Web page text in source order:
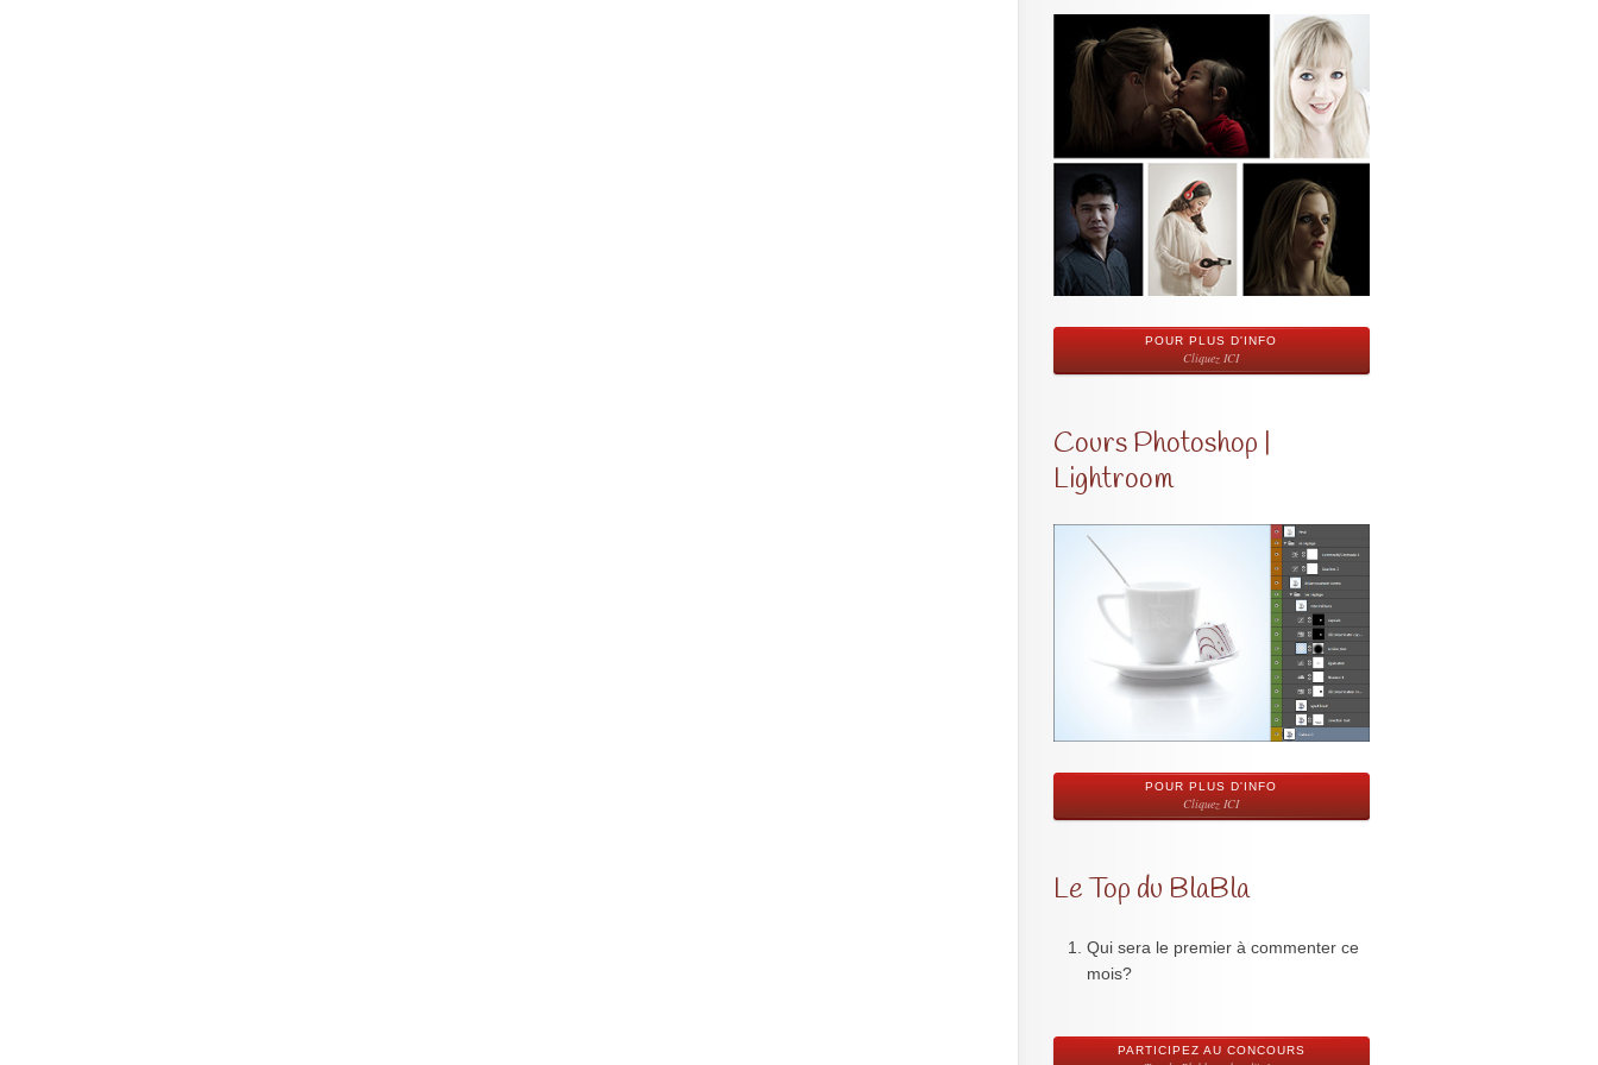
POUR PLUS D'INFO
Cliquez ICI
Cours Photoshop |
Lightroom
POUR PLUS D'INFO
Cliquez ICI
Le Top du BlaBla
Qui sera le premier à commenter ce
mois?
PARTICIPEZ AU CONCOURS